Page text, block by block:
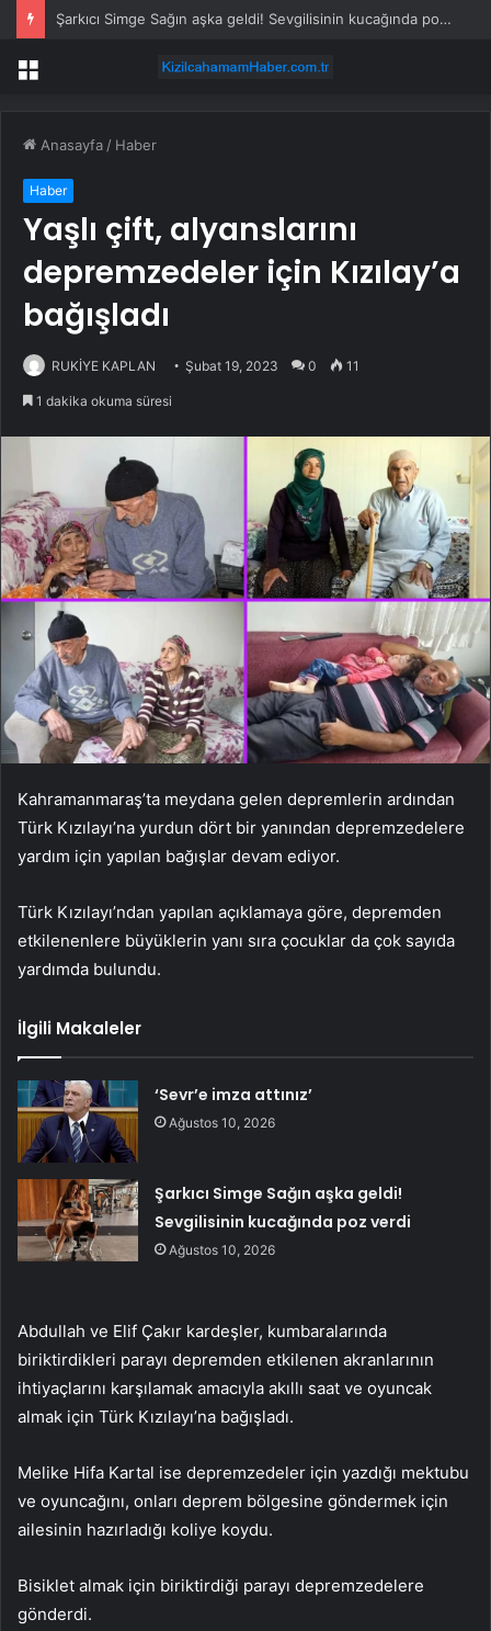
Şarkıcı Simge Sağın aşka geldi! Sevgilisinin kucağında poz verdi
Menü
Anasayfa / Haber
Haber
Yaşlı çift, alyanslarını
depremzedeler için Kızılay’a
bağışladı
RUKİYE KAPLAN Şubat 19, 2023 0 11
1 dakika okuma süresi
Kahramanmaraş’ta meydana gelen depremlerin ardından
Türk Kızılayı’na yurdun dört bir yanından depremzedelere
yardım için yapılan bağışlar devam ediyor.
Türk Kızılayı’ndan yapılan açıklamaya göre, depremden
etkilenenlere büyüklerin yanı sıra çocuklar da çok sayıda
yardımda bulundu.
İlgili Makaleler
‘Sevr’e imza attınız’
Ağustos 10, 2026
Şarkıcı Simge Sağın aşka geldi!
Sevgilisinin kucağında poz verdi
Ağustos 10, 2026
Abdullah ve Elif Çakır kardeşler, kumbaralarında
biriktirdikleri parayı depremden etkilenen akranlarının
ihtiyaçlarını karşılamak amacıyla akıllı saat ve oyuncak
almak için Türk Kızılayı’na bağışladı.
Melike Hifa Kartal ise depremzedeler için yazdığı mektubu
ve oyuncağını, onları deprem bölgesine göndermek için
ailesinin hazırladığı koliye koydu.
Bisiklet almak için biriktirdiği parayı depremzedelere
gönderdi.